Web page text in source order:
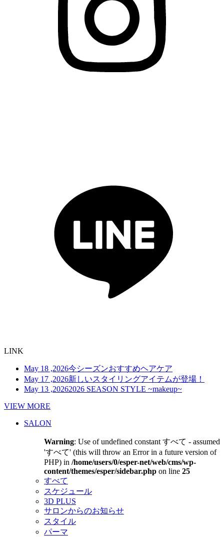
LINK
May 18 ,2026今シーズンおすすめヘアケア
May 17 ,2026新しいスタイリングアイテムが登場！
May 13 ,20262026 SEASON STYLE ~makeup~
VIEW MORE
SALON
Warning: Use of undefined constant すべて - assumed
'すべて' (this will throw an Error in a future version of
PHP) in /home/users/0/esper-net/web/cms/wp-
content/themes/esper/sidebar.php on line 25
すべて
スケジュール
3D PLUS
サロンからのお知らせ
スタイル
パーマ